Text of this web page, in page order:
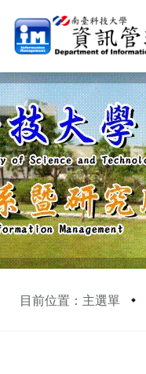
目前位置：主選單
:::